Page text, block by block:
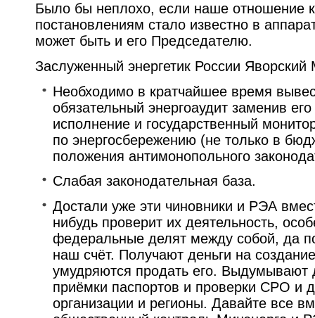
Было бы неплохо, если наше отношение
постановлениям стало известно в
может быть и его Председателю.
Заслуженный энергетик России Яворский
Необходимо в кратчайшее время
обязательный энергоаудит заменив
исполнение и государственный
по энергосбережению (не только в
положения антимонопольного
Слабая законодательная база.
Достали уже эти чиновники и РЭА
нибудь проверит их деятельность,
федеральные делят между собой, да
наш счёт. Получают деньги на
умудряются продать его. Выдумывают
приёмки паспортов и проверки СРО и
организации и регионы. Давайте все